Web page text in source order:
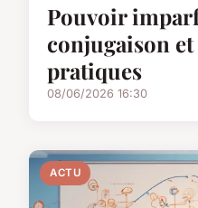
Pouvoir
conjugaison
pratiques
08/06/2026 16:30
ACTU